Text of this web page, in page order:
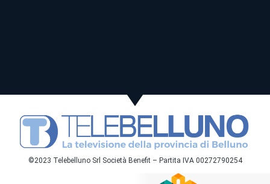
©2023 Telebelluno Srl Società Benefit – Partita IVA 00272790254